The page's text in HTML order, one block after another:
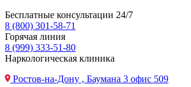
Бесплатные консультации 24/7
8 (800) 301-58-71
Горячая линия
8 (999) 333-51-80
Наркологическая клиника
Ростов-на-Дону , Баумана 3 офис 509